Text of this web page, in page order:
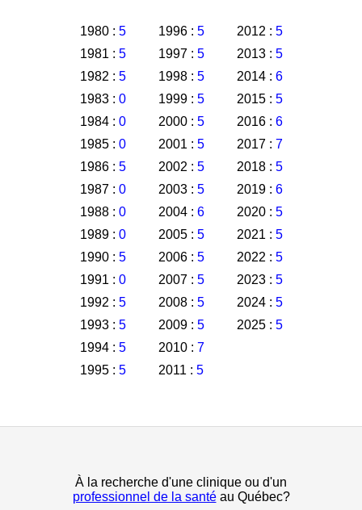
1980 : 5
1981 : 5
1982 : 5
1983 : 0
1984 : 0
1985 : 0
1986 : 5
1987 : 0
1988 : 0
1989 : 0
1990 : 5
1991 : 0
1992 : 5
1993 : 5
1994 : 5
1995 : 5
1996 : 5
1997 : 5
1998 : 5
1999 : 5
2000 : 5
2001 : 5
2002 : 5
2003 : 5
2004 : 6
2005 : 5
2006 : 5
2007 : 5
2008 : 5
2009 : 5
2010 : 7
2011 : 5
2012 : 5
2013 : 5
2014 : 6
2015 : 5
2016 : 6
2017 : 7
2018 : 5
2019 : 6
2020 : 5
2021 : 5
2022 : 5
2023 : 5
2024 : 5
2025 : 5
À la recherche d'une clinique ou d'un
professionnel de la santéau Québec?